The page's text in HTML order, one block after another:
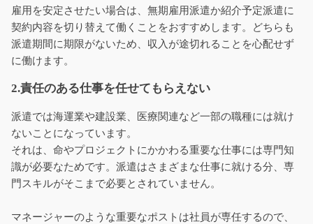
雇用を安定させたい場合は、無期雇用派遣か紹介予定派遣に
契約内容を切り替えて働くことをおすすめします。どちらも
派遣期間に期限がないため、収入が途切れることを心配せず
に働けます。
2.責任のある仕事を任せてもらえない
派遣では海運業や建設業、医療関連など一部の職種には就け
ないことになっています。
それは、命やプロジェクトにかかわる重要な仕事には専門知
識が必要なためです。派遣はさまざまな仕事に就ける分、専
門スキルがそこまで必要とされていません。
マネージャーのような重要なポストは社員が専任するので、